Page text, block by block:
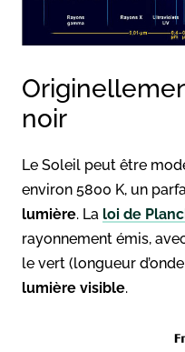
noir
Le Soleil peut être
environ 5800 K, un
lumière. La loi de
rayonnement émis,
le vert (longueur
lumière visible.